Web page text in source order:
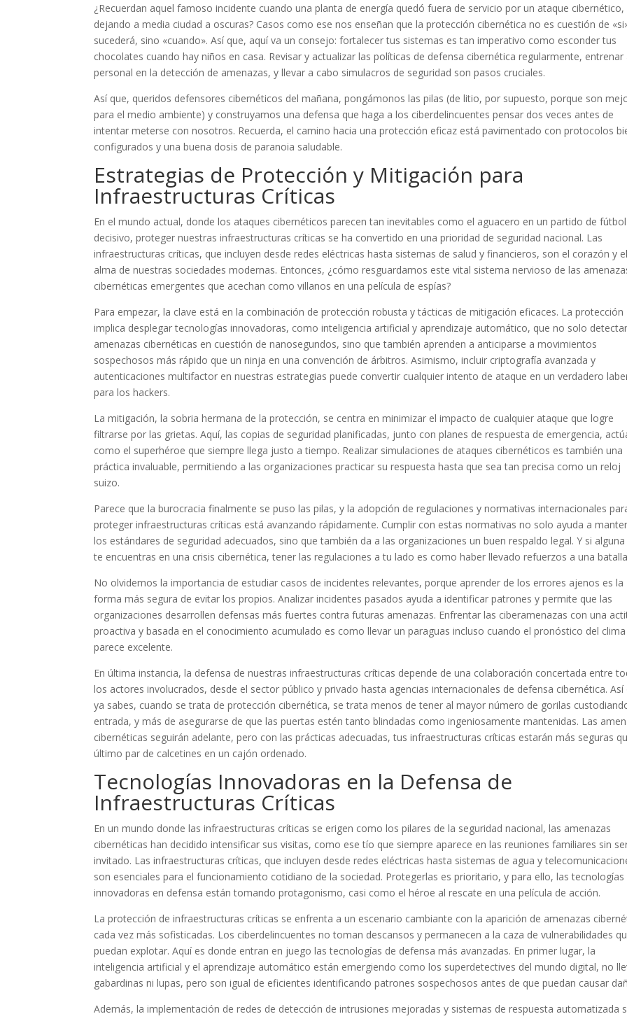
¿Recuerdan aquel famoso incidente cuando una planta de energía quedó fuera de servicio por un ataque cibernético,
dejando a media ciudad a oscuras? Casos como ese nos enseñan que la protección cibernética no es cuestión de
sucederá, sino «cuando». Así que, aquí va un consejo: fortalecer tus sistemas es tan imperativo como esconder tus
chocolates cuando hay niños en casa. Revisar y actualizar las políticas de defensa cibernética regularmente, entrenar
personal en la detección de amenazas, y llevar a cabo simulacros de seguridad son pasos cruciales.
Así que, queridos defensores cibernéticos del mañana, pongámonos las pilas (de litio, por supuesto, porque son
para el medio ambiente) y construyamos una defensa que haga a los ciberdelincuentes pensar dos veces antes de
intentar meterse con nosotros. Recuerda, el camino hacia una protección eficaz está pavimentado con protocolos
configurados y una buena dosis de paranoia saludable.
Estrategias de Protección y Mitigación para
Infraestructuras Críticas
En el mundo actual, donde los ataques cibernéticos parecen tan inevitables como el aguacero en un partido de fútbol
decisivo, proteger nuestras infraestructuras críticas se ha convertido en una prioridad de seguridad nacional. Las
infraestructuras críticas, que incluyen desde redes eléctricas hasta sistemas de salud y financieros, son el corazón y el
alma de nuestras sociedades modernas. Entonces, ¿cómo resguardamos este vital sistema nervioso de las
cibernéticas emergentes que acechan como villanos en una película de espías?
Para empezar, la clave está en la combinación de protección robusta y tácticas de mitigación eficaces. La protección
implica desplegar tecnologías innovadoras, como inteligencia artificial y aprendizaje automático, que no solo
amenazas cibernéticas en cuestión de nanosegundos, sino que también aprenden a anticiparse a movimientos
sospechosos más rápido que un ninja en una convención de árbitros. Asimismo, incluir criptografía avanzada y
autenticaciones multifactor en nuestras estrategias puede convertir cualquier intento de ataque en un verdadero
para los hackers.
La mitigación, la sobria hermana de la protección, se centra en minimizar el impacto de cualquier ataque que logre
filtrarse por las grietas. Aquí, las copias de seguridad planificadas, junto con planes de respuesta de emergencia,
como el superhéroe que siempre llega justo a tiempo. Realizar simulaciones de ataques cibernéticos es también una
práctica invaluable, permitiendo a las organizaciones practicar su respuesta hasta que sea tan precisa como un reloj
suizo.
Parece que la burocracia finalmente se puso las pilas, y la adopción de regulaciones y normativas internacionales
proteger infraestructuras críticas está avanzando rápidamente. Cumplir con estas normativas no solo ayuda a
los estándares de seguridad adecuados, sino que también da a las organizaciones un buen respaldo legal. Y si
te encuentras en una crisis cibernética, tener las regulaciones a tu lado es como haber llevado refuerzos a una
No olvidemos la importancia de estudiar casos de incidentes relevantes, porque aprender de los errores ajenos es la
forma más segura de evitar los propios. Analizar incidentes pasados ayuda a identificar patrones y permite que las
organizaciones desarrollen defensas más fuertes contra futuras amenazas. Enfrentar las ciberamenazas con una
proactiva y basada en el conocimiento acumulado es como llevar un paraguas incluso cuando el pronóstico del clima
parece excelente.
En última instancia, la defensa de nuestras infraestructuras críticas depende de una colaboración concertada entre
los actores involucrados, desde el sector público y privado hasta agencias internacionales de defensa cibernética. Así
ya sabes, cuando se trata de protección cibernética, se trata menos de tener al mayor número de gorilas
entrada, y más de asegurarse de que las puertas estén tanto blindadas como ingeniosamente mantenidas. Las
cibernéticas seguirán adelante, pero con las prácticas adecuadas, tus infraestructuras críticas estarán más seguras
último par de calcetines en un cajón ordenado.
Tecnologías Innovadoras en la Defensa de
Infraestructuras Críticas
En un mundo donde las infraestructuras críticas se erigen como los pilares de la seguridad nacional, las amenazas
cibernéticas han decidido intensificar sus visitas, como ese tío que siempre aparece en las reuniones familiares sin
invitado. Las infraestructuras críticas, que incluyen desde redes eléctricas hasta sistemas de agua y
son esenciales para el funcionamiento cotidiano de la sociedad. Protegerlas es prioritario, y para ello, las tecnologías
innovadoras en defensa están tomando protagonismo, casi como el héroe al rescate en una película de acción.
La protección de infraestructuras críticas se enfrenta a un escenario cambiante con la aparición de amenazas
cada vez más sofisticadas. Los ciberdelincuentes no toman descansos y permanecen a la caza de vulnerabilidades
puedan explotar. Aquí es donde entran en juego las tecnologías de defensa más avanzadas. En primer lugar, la
inteligencia artificial y el aprendizaje automático están emergiendo como los superdetectives del mundo digital, no
gabardinas ni lupas, pero son igual de eficientes identificando patrones sospechosos antes de que puedan causar
Además, la implementación de redes de detección de intrusiones mejoradas y sistemas de respuesta automatizada